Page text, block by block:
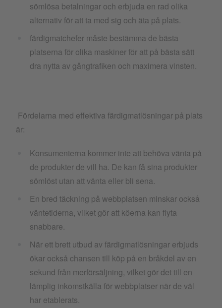
sömlösa betalningar och erbjuda en rad olika
alternativ för att ta med sig och äta på plats.
färdigmatchefer måste bestämma de bästa
platserna för olika maskiner för att på bästa sätt
dra nytta av gångtrafiken och maximera vinsten.
Fördelarna med effektiva färdigmatlösningar på plats
är:
Konsumenterna kommer inte att behöva vänta på
de produkter de vill ha. De kan få sina produkter
sömlöst utan att vänta eller bli sena.
En bred täckning på webbplatsen minskar också
väntetiderna, vilket gör att köerna kan flyta
snabbare.
När ett brett utbud av färdigmatlösningar erbjuds
ökar också chansen till köp på en bråkdel av en
sekund från merförsäljning, vilket gör det till en
lämplig inkomstkälla för webbplatser när de väl
har etablerats.